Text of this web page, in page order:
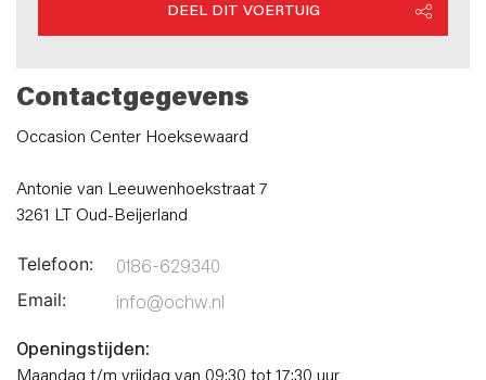
DEEL DIT VOERTUIG
Contactgegevens
Occasion Center Hoeksewaard
Antonie van Leeuwenhoekstraat 7
3261 LT Oud-Beijerland
Telefoon: 0186-629340
Email: info@ochw.nl
Openingstijden:
Maandag t/m vrijdag van 09:30 tot 17:30 uur